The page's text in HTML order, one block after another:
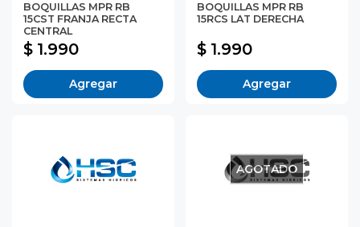
BOQUILLAS MPR RB
15CST FRANJA RECTA
CENTRAL
$ 1.990
Agregar
BOQUILLAS MPR RB
15RCS LAT DERECHA
$ 1.990
Agregar
AGOTADO